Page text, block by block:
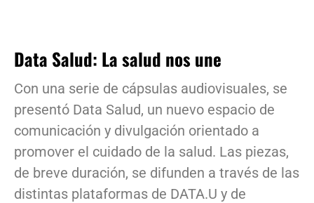
Data Salud: La salud nos une
Con una serie de cápsulas audiovisuales, se
presentó Data Salud, un nuevo espacio de
comunicación y divulgación orientado a
promover el cuidado de la salud. Las piezas,
de breve duración, se difunden a través de las
distintas plataformas de DATA.U y de